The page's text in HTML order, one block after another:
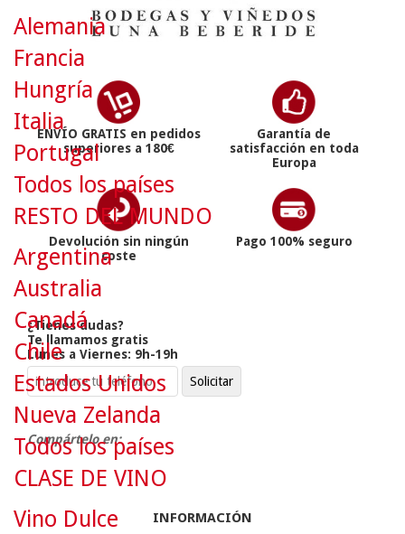
ENVÍO GRATIS en pedidos
superiores a 180€
Garantía de
satisfacción en toda
Europa
Devolución sin ningún
coste
Pago 100% seguro
¿Tienes dudas?
Te llamamos gratis
Lunes a Viernes: 9h-19h
Compártelo en:
INFORMACIÓN
Alemania
Francia
Hungría
Italia
Portugal
Todos los países
RESTO DEL MUNDO
Argentina
Australia
Canadá
Chile
Estados Unidos
Nueva Zelanda
Todos los países
CLASE DE VINO
Vino Dulce